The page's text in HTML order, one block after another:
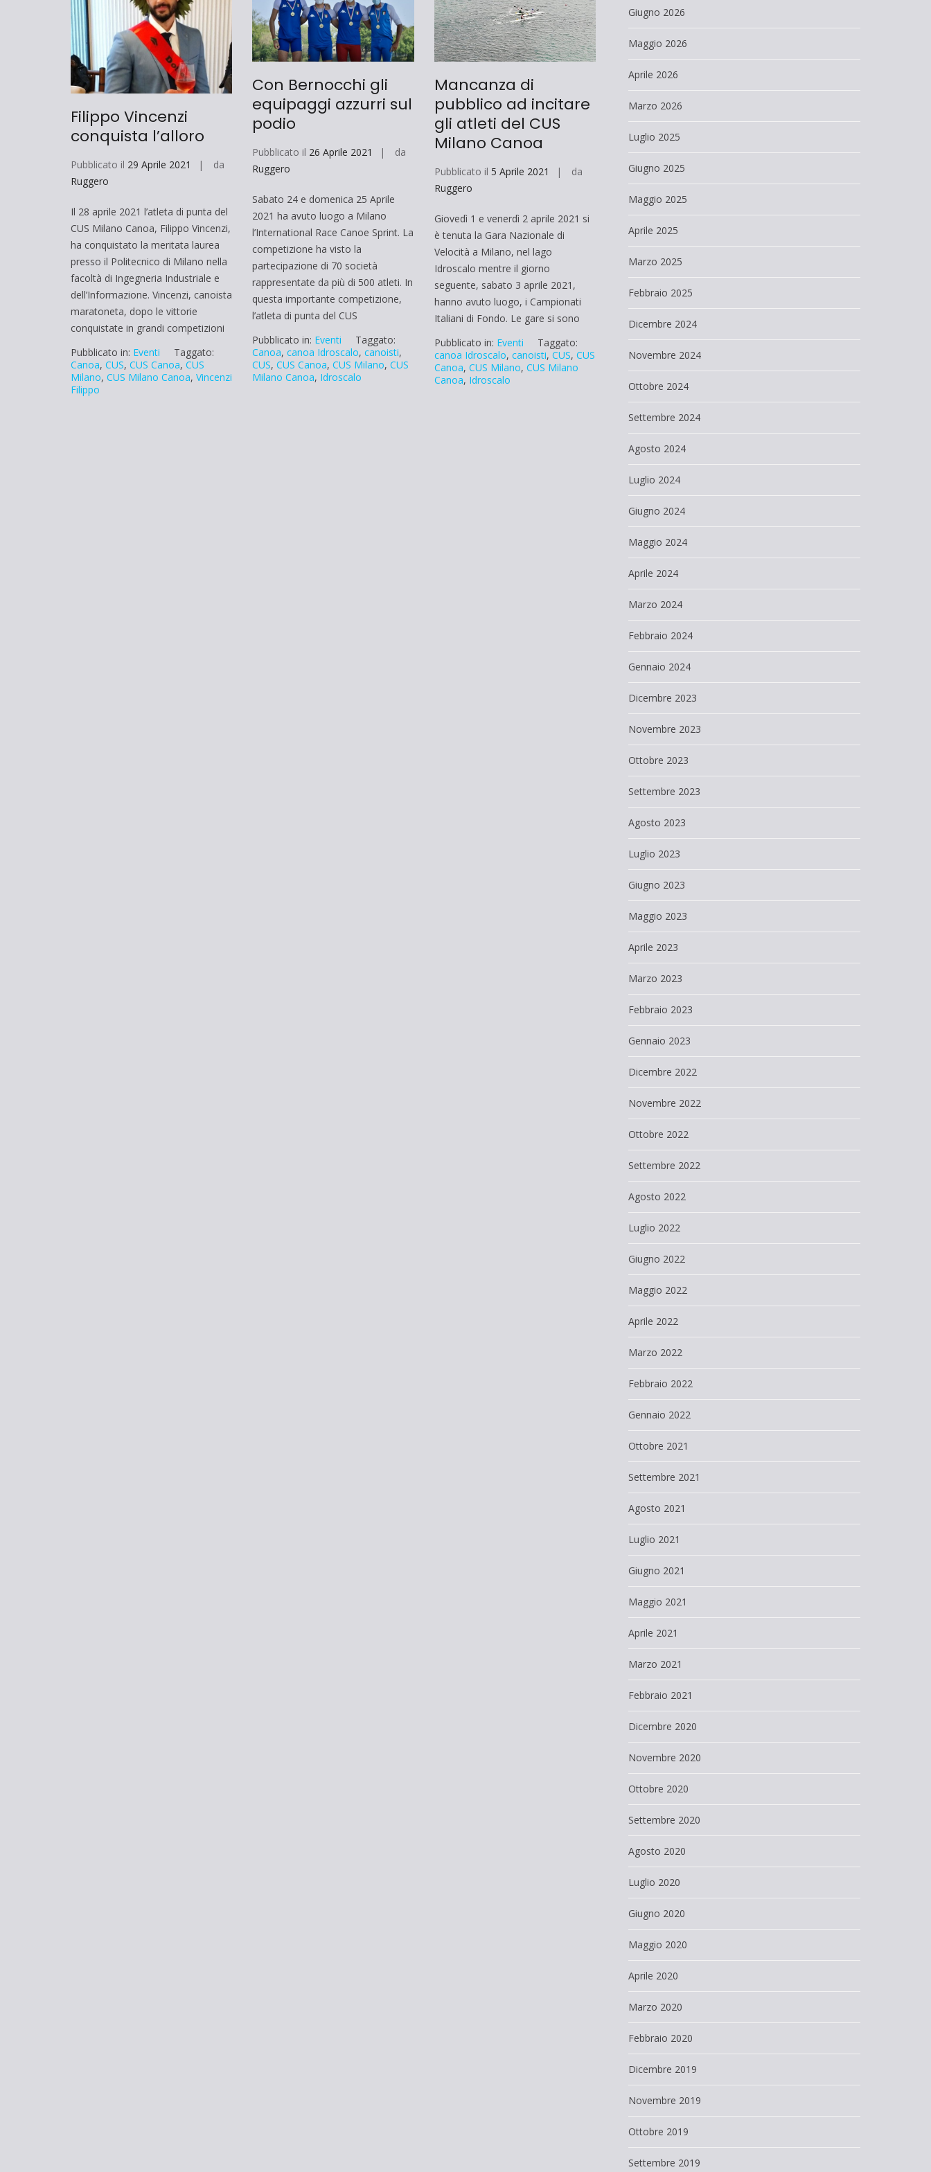
Filippo Vincenzi
conquista l’alloro
Pubblicato il 29 Aprile 2021
da
Ruggero
Il 28 aprile 2021 l’atleta di punta del
CUS Milano Canoa, Filippo Vincenzi,
ha conquistato la meritata laurea
presso il Politecnico di Milano nella
facoltà di Ingegneria Industriale e
dell’Informazione. Vincenzi, canoista
maratoneta, dopo le vittorie
conquistate in grandi competizioni
Pubblicato in: Eventi
Taggato:
Canoa, CUS, CUS Canoa, CUS
Milano, CUS Milano Canoa, Vincenzi
Filippo
Con Bernocchi gli
equipaggi azzurri sul
podio
Pubblicato il 26 Aprile 2021
da
Ruggero
Sabato 24 e domenica 25 Aprile
2021 ha avuto luogo a Milano
l’International Race Canoe Sprint. La
competizione ha visto la
partecipazione di 70 società
rappresentate da più di 500 atleti. In
questa importante competizione,
l’atleta di punta del CUS
Pubblicato in: Eventi
Taggato:
Canoa,canoa Idroscalo,canoisti,
CUS,CUS Canoa,CUS Milano,CUS
Milano Canoa, Idroscalo
Mancanza di
pubblico ad incitare
gli atleti del CUS
Milano Canoa
Pubblicato il 5 Aprile 2021
da
Ruggero
Giovedì 1 e venerdì 2 aprile 2021 si
è tenuta la Gara Nazionale di
Velocità a Milano, nel lago
Idroscalo mentre il giorno
seguente, sabato 3 aprile 2021,
hanno avuto luogo, i Campionati
Italiani di Fondo. Le gare si sono
Pubblicato in: Eventi
Taggato:
canoa Idroscalo, canoisti, CUS, CUS
Canoa, CUS Milano, CUS Milano
Canoa, Idroscalo
Giugno 2026
Maggio 2026
Aprile 2026
Marzo 2026
Luglio 2025
Giugno 2025
Maggio 2025
Aprile 2025
Marzo 2025
Febbraio 2025
Dicembre 2024
Novembre 2024
Ottobre 2024
Settembre 2024
Agosto 2024
Luglio 2024
Giugno 2024
Maggio 2024
Aprile 2024
Marzo 2024
Febbraio 2024
Gennaio 2024
Dicembre 2023
Novembre 2023
Ottobre 2023
Settembre 2023
Agosto 2023
Luglio 2023
Giugno 2023
Maggio 2023
Aprile 2023
Marzo 2023
Febbraio 2023
Gennaio 2023
Dicembre 2022
Novembre 2022
Ottobre 2022
Settembre 2022
Agosto 2022
Luglio 2022
Giugno 2022
Maggio 2022
Aprile 2022
Marzo 2022
Febbraio 2022
Gennaio 2022
Ottobre 2021
Settembre 2021
Agosto 2021
Luglio 2021
Giugno 2021
Maggio 2021
Aprile 2021
Marzo 2021
Febbraio 2021
Dicembre 2020
Novembre 2020
Ottobre 2020
Settembre 2020
Agosto 2020
Luglio 2020
Giugno 2020
Maggio 2020
Aprile 2020
Marzo 2020
Febbraio 2020
Dicembre 2019
Novembre 2019
Ottobre 2019
Settembre 2019